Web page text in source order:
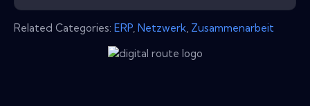
Related Categories: ERP Netzwerk Zusammenarbeit